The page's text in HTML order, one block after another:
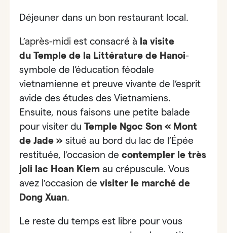
Déjeuner dans un bon restaurant local.
L’après-midiest consacré à la visite
duTemple de la Littératurede Hanoi-
symbole de l’éducation féodale
vietnamienne et preuve vivante de l’esprit
avide des études des Vietnamiens.
Ensuite, nous faisons une petite balade
pour visiter duTemple Ngoc Son « Mont
de Jade » situé au bord du lac de l’Épée
restituée, l’occasion de contempler le très
joli lac Hoan Kiem au crépuscule. Vous
avez l’occasion devisiter le marché de
Dong Xuan.
Le reste du temps est libre pour vous